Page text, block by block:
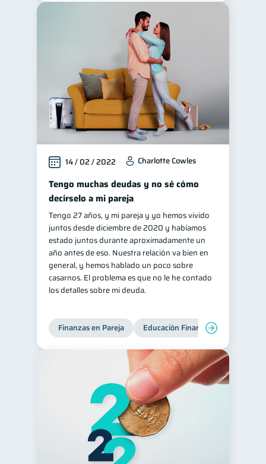
14 / 02 / 2022 Charlotte Cowles
Tengo muchas deudas y no sé cómo
decírselo a mi pareja
Tengo 27 años, y mi pareja y yo hemos vivido
juntos desde diciembre de 2020 y habíamos
estado juntos durante aproximadamente un
año antes de eso. Nuestra relación va bien en
general, y hemos hablado un poco sobre
casarnos. El problema es que no le he contado
los detalles sobre mi deuda.
Finanzas en Pareja Educación Financiera